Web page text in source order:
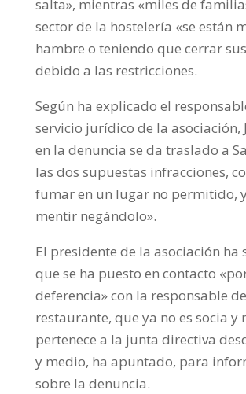
salta», mientras «miles de
sector de la hostelería «se están
hambre o teniendo que cerrar
debido a las restricciones.
Según ha explicado el
servicio jurídico de la asociación,
en la denuncia se da traslado a
las dos supuestas infracciones,
fumar en un lugar no permitido,
mentir negándolo».
El presidente de la asociación ha
que se ha puesto en contacto
deferencia» con la responsable
restaurante, que ya no es socia y
pertenece a la junta directiva
y medio, ha apuntado, para
sobre la denuncia.